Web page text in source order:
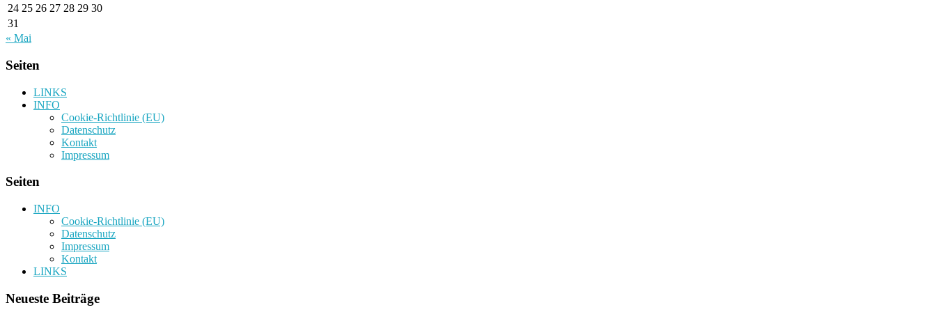
24 25 26 27 28 29 30
31
« Mai
Seiten
LINKS
INFO
Cookie-Richtlinie (EU)
Datenschutz
Kontakt
Impressum
Seiten
INFO
Cookie-Richtlinie (EU)
Datenschutz
Impressum
Kontakt
LINKS
Neueste Beiträge